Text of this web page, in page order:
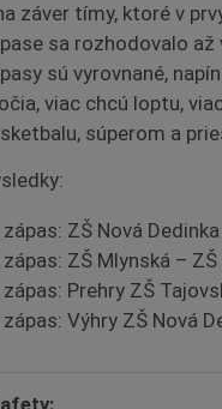
záver tímy, ktoré v
sa rozhodovalo až
sú vyrovnané,
viac chcú loptu,
súperom a
zápas: ZŠ Nová
zápas: ZŠ Mlynská –
zápas: Prehry ZŠ
zápas: Výhry ZŠ Nová